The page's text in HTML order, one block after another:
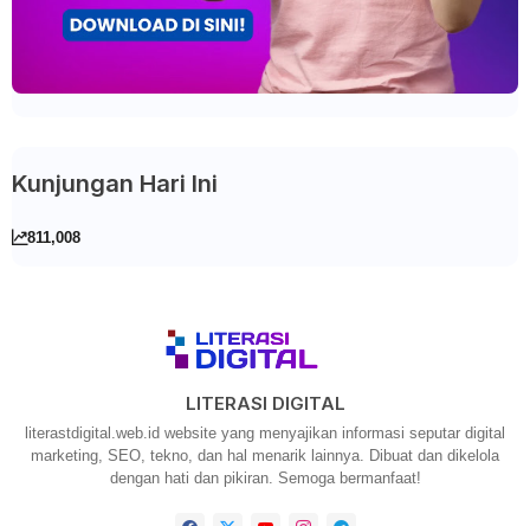
Kunjungan Hari Ini
811,008
LITERASI DIGITAL
literastdigital.web.id website yang menyajikan informasi seputar digital
marketing, SEO, tekno, dan hal menarik lainnya. Dibuat dan dikelola
dengan hati dan pikiran. Semoga bermanfaat!